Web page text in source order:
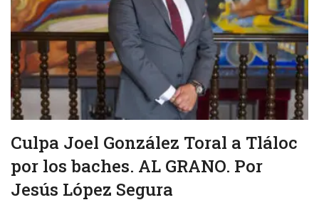
Culpa Joel González Toral a Tláloc
por los baches. AL GRANO. Por
Jesús López Segura